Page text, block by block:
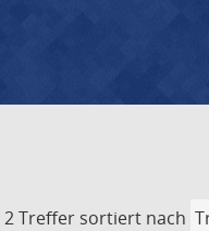
2 Treffer sortiert nach